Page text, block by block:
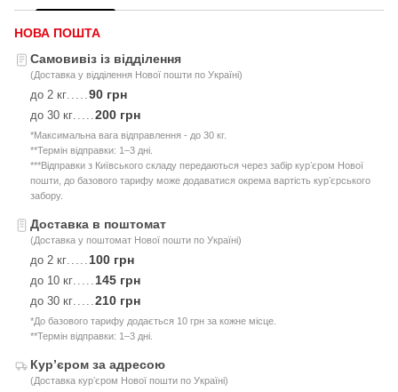
НОВА ПОШТА
Самовивіз із відділення
(Доставка у відділення Нової пошти по Україні)
до 2 кг.....90 грн
до 30 кг.....200 грн
*Максимальна вага відправлення - до 30 кг.
**Термін відправки: 1–3 дні.
***Відправки з Київського складу передаються через забір курʼєром Нової
пошти, до базового тарифу може додаватися окрема вартість курʼєрського
забору.
Доставка в поштомат
(Доставка у поштомат Нової пошти по Україні)
до 2 кг..... 100 грн
до 10 кг..... 145 грн
до 30 кг.....210 грн
*До базового тарифу додається 10 грн за кожне місце.
**Термін відправки: 1–3 дні.
Курʼєром за адресою
(Доставка курʼєром Нової пошти по Україні)